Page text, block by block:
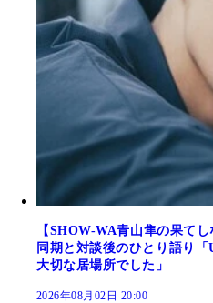
【SHOW-WA青山隼の果て
同期と対談後のひとり語り
大切な居場所でした」
2026年08月02日 20:00